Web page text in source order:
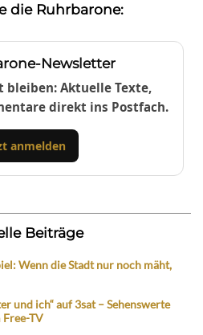
die Ruhrbarone:
Newsletter
Aktuelle Texte,
direkt ins Postfach.
anmelden
Beiträge
Wenn die Stadt nur noch mäht,
und ich“ auf 3sat – Sehenswerte
Free-TV